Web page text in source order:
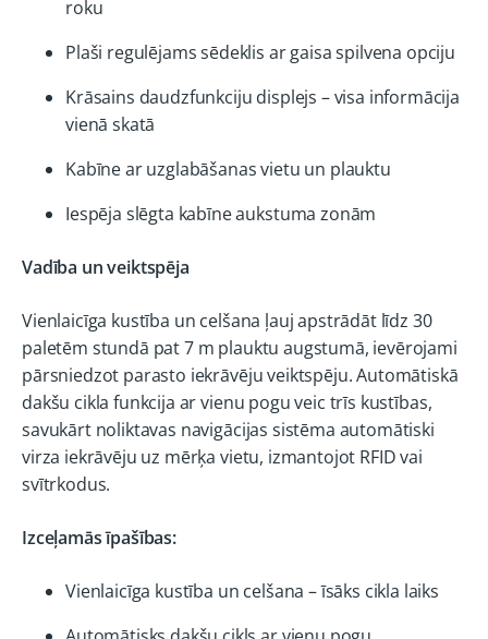
roku
Plaši regulējams sēdeklis ar gaisa spilvena opciju
Krāsains daudzfunkciju displejs – visa informācija
vienā skatā
Kabīne ar uzglabāšanas vietu un plauktu
Iespēja slēgta kabīne aukstuma zonām
Vadība un veiktspēja
Vienlaicīga kustība un celšana ļauj apstrādāt līdz 30
paletēm stundā pat 7 m plauktu augstumā, ievērojami
pārsniedzot parasto iekrāvēju veiktspēju. Automātiskā
dakšu cikla funkcija ar vienu pogu veic trīs kustības,
savukārt noliktavas navigācijas sistēma automātiski
virza iekrāvēju uz mērķa vietu, izmantojot RFID vai
svītrkodus.
Izceļamās īpašības:
Vienlaicīga kustība un celšana – īsāks cikla laiks